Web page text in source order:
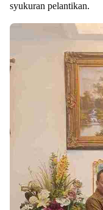
syukuran pelantikan.